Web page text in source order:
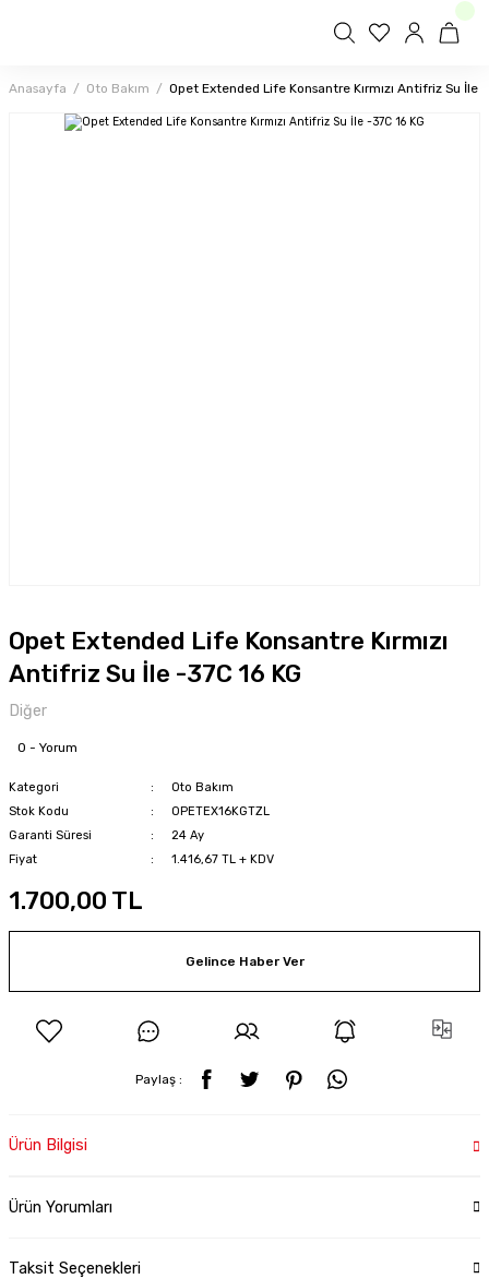
Anasayfa Oto Bakım Opet Extended Life Konsantre Kırmızı Antifriz Su İle -
Opet Extended Life Konsantre Kırmızı
Antifriz Su İle -37C 16 KG
Diğer
0 - Yorum
Kategori
Oto Bakım
Stok Kodu
OPETEX16KGTZL
Garanti Süresi
24 Ay
Fiyat
1.416,67 TL + KDV
1.700,00 TL
Gelince Haber Ver
Paylaş :
Ürün Bilgisi
Ürün Yorumları
Taksit Seçenekleri